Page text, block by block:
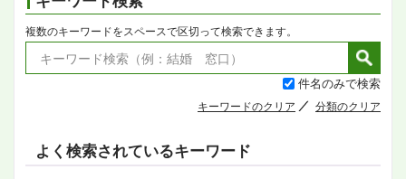
複数のキーワードをスペースで区切って検索できます。
件名のみで検索
キーワードのクリア 分類のクリア
よく検索されているキーワード